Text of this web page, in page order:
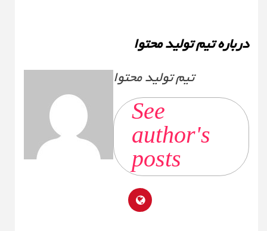
درباره تیم تولید محتوا
تیم تولید محتوا
See
author's
posts